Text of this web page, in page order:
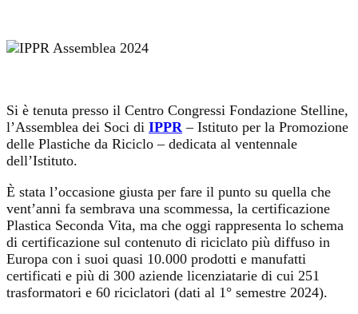
Si è tenuta presso il Centro Congressi Fondazione Stelline,
l’Assemblea dei Soci di IPPR – Istituto per la Promozione
delle Plastiche da Riciclo – dedicata al ventennale
dell’Istituto.
È stata l’occasione giusta per fare il punto su quella che
vent’anni fa sembrava una scommessa, la certificazione
Plastica Seconda Vita, ma che oggi rappresenta lo schema
di certificazione sul contenuto di riciclato più diffuso in
Europa con i suoi quasi 10.000 prodotti e manufatti
certificati e più di 300 aziende licenziatarie di cui 251
trasformatori e 60 riciclatori (dati al 1° semestre 2024).